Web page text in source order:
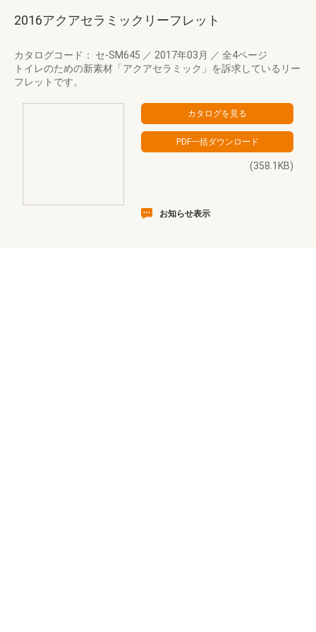
2016アクアセラミックリーフレット
カタログコード： セ-SM645 ／ 2017年03月 ／ 全4ページ
トイレのための新素材「アクアセラミック」を訴求しているリー
フレットです。
(358.1KB)
お知らせ表示